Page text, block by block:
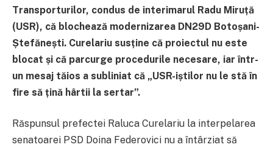
Transporturilor, condus de interimarul Radu Miruță
(USR), că blochează modernizarea DN29D Botoșani-
Ștefănești. Curelariu susține că proiectul nu este
blocat și că parcurge procedurile necesare, iar într-
un mesaj tăios a subliniat că „USR-iștilor nu le stă în
fire să țină hârtii la sertar”.
Răspunsul prefectei Raluca Curelariu la interpelarea
senatoarei PSD Doina Federovici nu a întârziat să